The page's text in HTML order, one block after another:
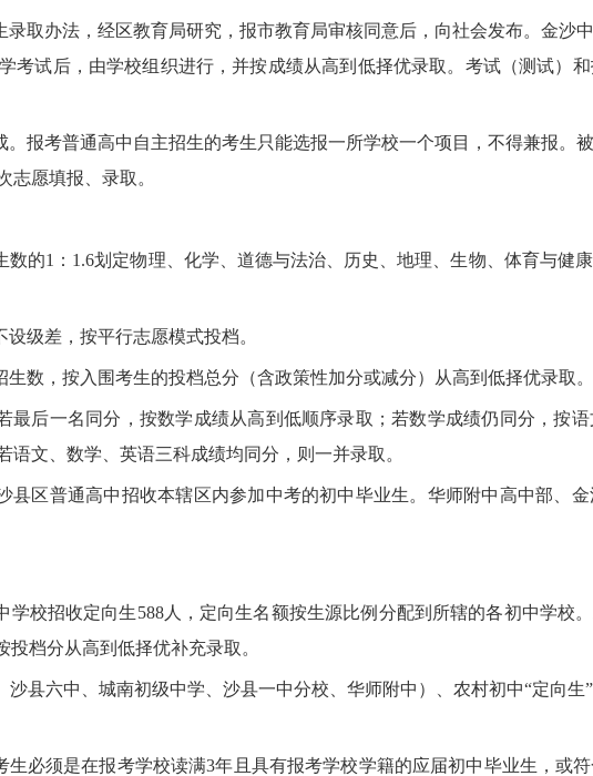
办法，经区教育局研究，报市教育局审核同意后，向社会发布。金沙
考试后，由学校组织进行，并按成绩从高到低择优录取。考试（测试）
考普通高中自主招生的考生只能选报一所学校一个项目，不得兼报。
志愿填报、录取。
1：1.6划定物理、化学、道德与法治、历史、地理、生物、体育与健
级差，按平行志愿模式投档。
，按入围考生的投档总分（含政策性加分或减分）从高到低择优录取。
后一名同分，按数学成绩从高到低顺序录取；若数学成绩仍同分，按语
文、数学、英语三科成绩均同分，则一并录取。
区普通高中招收本辖区内参加中考的初中毕业生。华师附中高中部、
招收定向生588人，定向生名额按生源比例分配到所辖的各初中学校
档分从高到低择优补充录取。
六中、城南初级中学、沙县一中分校、华师附中）、农村初中“定向生”
必须是在报考学校读满3年且具有报考学校学籍的应届初中毕业生，或